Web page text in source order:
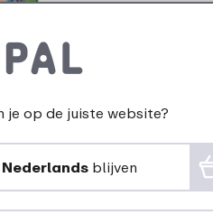
pop-up
Patrol Pups
99
Bestel
je op de juiste website?
blijven